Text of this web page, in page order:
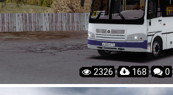
2326 · 168 · 0